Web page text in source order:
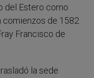
del Estero como
comienzos de 1582
Francisco de
la sede